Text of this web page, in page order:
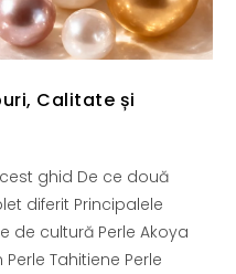
Calitate și
ghid De ce două
diferit Principalele
de cultură Perle Akoya
Tahitiene Perle